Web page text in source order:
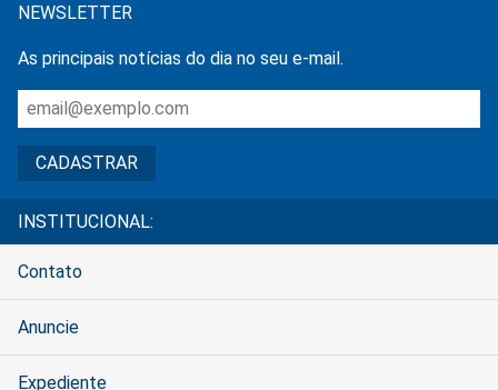
NEWSLETTER
As principais notícias do dia no seu e-mail.
INSTITUCIONAL:
Contato
Anuncie
Expediente